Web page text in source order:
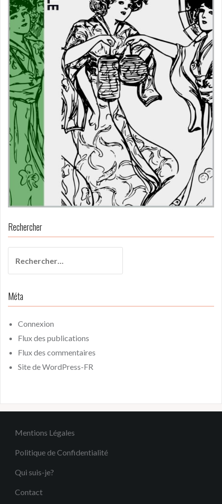
Rechercher
Méta
Connexion
Flux des publications
Flux des commentaires
Site de WordPress-FR
Mentions Légales
Politique de Confidentialité
Qui suis-je?
Contact